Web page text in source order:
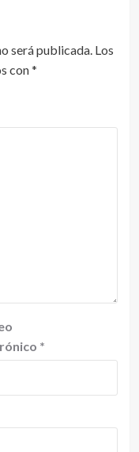
será publicada. Los
con*
*